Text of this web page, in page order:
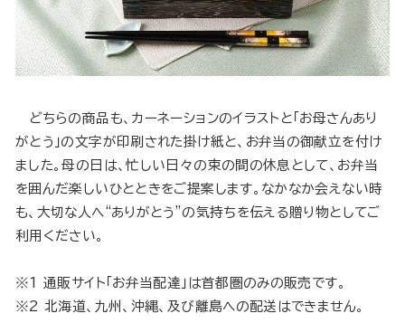
どちらの商品も、カーネーションのイラストと「お母さんあり
がとう」の文字が印刷された掛け紙と、お弁当の御献立を付け
ました。母の日は、忙しい日々の束の間の休息として、お弁当
を囲んだ楽しいひとときをご提案します。なかなか会えない時
も、大切な人へ“ありがとう”の気持ちを伝える贈り物としてご
利用ください。
※1 通販サイト「お弁当配達」は首都圏のみの販売です。
※2 北海道、九州、沖縄、及び離島への配送はできません。